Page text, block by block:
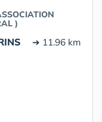
)
➔ 11.96 km